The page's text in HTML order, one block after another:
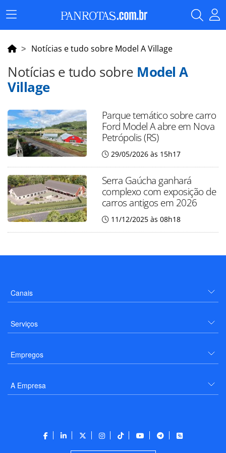
Menu
Principal
Notícias e tudo sobre Model A Village
Notícias e tudo sobre Model A
Village
Parque temático sobre carro
Ford Model A abre em Nova
Petrópolis (RS)
29/05/2026 às 15h17
Serra Gaúcha ganhará
complexo com exposição de
carros antigos em 2026
11/12/2025 às 08h18
Canais
Serviços
Empregos
A Empresa